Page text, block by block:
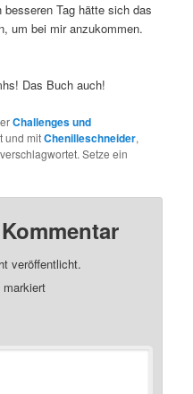
Tag hätte sich das
um bei mir anzukommen.
Das Buch auch!
Challenges und
und mitChenilleschneider,
verschlagwortet. Setze ein
veröffentlicht.
markiert